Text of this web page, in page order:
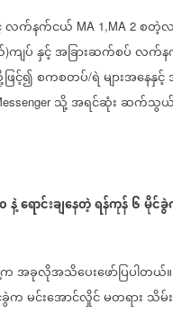
လက်နက်ငယ် MA 1,MA 2 စတဲ့လ
)ကျပ်နှင့်အခြားဆက်စပ်လက်န
ြင့်၍စကစတပ်/ရဲများအနေနှင့်
သို့အရင်ဆုံးဆက်သွယ်အ
နဲ့ရောင်းချနေတဲ့ရန်ကုန်၆မိုင်
ကအခုလိုအသိပေးဖော်ပြပါတယ်။
ကမင်းအောင်လှိုင်မတရား သိမ်